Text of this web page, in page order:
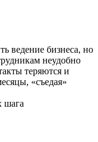
ведение бизнеса, но
неудобно
теряются и
«съедая»